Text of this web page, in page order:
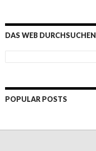
DAS WEB DURCHSUCHEN
POPULAR POSTS